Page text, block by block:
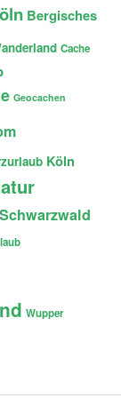
Bergisches
Cache
Geocachen
Köln
Schwarzwald
Wupper